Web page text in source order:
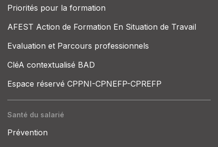
Priorités pour la formation
AFEST Action de Formation En Situation de Travail
Evaluation et Parcours professionnels
CléA contextualisé BAD
Espace réservé CPPNI-CPNEFP-CPREFP
Santé du salarié
Prévention